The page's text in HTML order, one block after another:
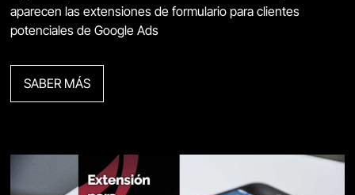
aparecen las extensiones de formulario para clientes
potenciales de Google Ads
SABER MÁS